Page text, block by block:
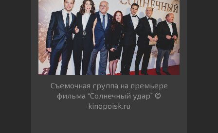
Съемочная группа на премьере
фильма “Солнечный удар” ©
kinopoisk.ru